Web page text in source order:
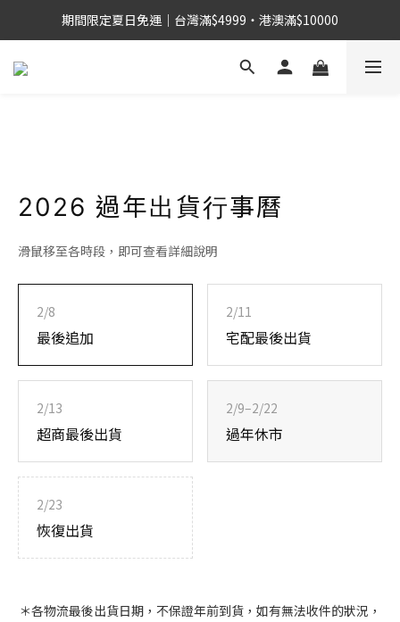
期間限定夏日免運｜台灣滿$4999・港澳滿$10000
2026 過年出貨行事曆
滑鼠移至各時段，即可查看詳細說明
2/8
最後追加
2/11
宅配最後出貨
2/13
超商最後出貨
2/9–2/22
過年休市
2/23
恢復出貨
＊各物流最後出貨日期，不保證年前到貨，如有無法收件的狀況，